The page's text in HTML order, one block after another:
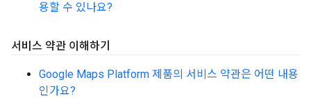
용할 수 있나요?
서비스 약관 이해하기
Google Maps Platform 제품의 서비스 약관은 어떤 내용
인가요?